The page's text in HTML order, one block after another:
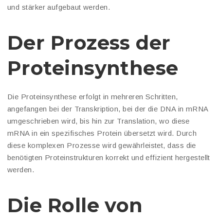
und stärker aufgebaut werden.
Der Prozess der
Proteinsynthese
Die Proteinsynthese erfolgt in mehreren Schritten,
angefangen bei der Transkription, bei der die DNA in mRNA
umgeschrieben wird, bis hin zur Translation, wo diese
mRNA in ein spezifisches Protein übersetzt wird. Durch
diese komplexen Prozesse wird gewährleistet, dass die
benötigten Proteinstrukturen korrekt und effizient hergestellt
werden.
Die Rolle von